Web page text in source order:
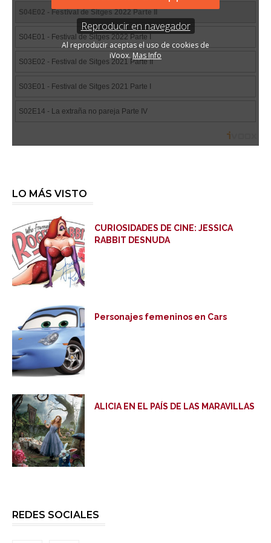
LO MÁS VISTO
CURIOSIDADES DE CINE: JESSICA
RABBIT DESNUDA
Personajes femeninos en Cars
ALICIA EN EL PAÍS DE LAS MARAVILLAS
REDES SOCIALES